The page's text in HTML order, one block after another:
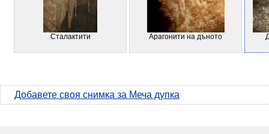
Сталактити Арагонити на дъното
Добавете своя снимка за Меча дупка